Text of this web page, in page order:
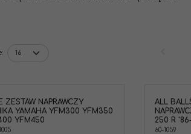
:
ZESTAW NAPRAWCZY
YAMAHA YFM300 YFM350
YFM450
ALL
250 R
60-1059